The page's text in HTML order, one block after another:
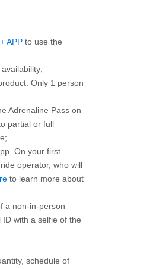
APP to use the
Only 1 person
Adrenaline Pass on
partial or full
On your first
operator, who will
to learn more about
a non-in-person
with a selfie of the
schedule of